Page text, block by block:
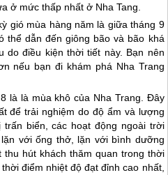
ở mức thấp nhất ở Nha Tang.
gió mùa hàng năm là giữa tháng 9
thể dẫn đến giông bão và bão khá
do điều kiện thời tiết này. Bạn nên
nếu bạn đi khám phá Nha Trang
là là mùa khô của Nha Trang. Đây
để trải nghiệm do độ ẩm và lượng
biển, các hoạt động ngoài trời
với ống thở, lặn với bình dưỡng
hút khách thăm quan trong thời
điểm nhiệt độ đạt đỉnh cao nhất,